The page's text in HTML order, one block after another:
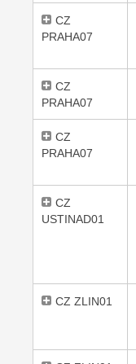
CZ
PRAHA07
CZ
PRAHA07
CZ
PRAHA07
CZ
USTINAD01
CZ ZLIN01